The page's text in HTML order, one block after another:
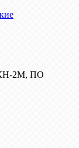
2М, ПО